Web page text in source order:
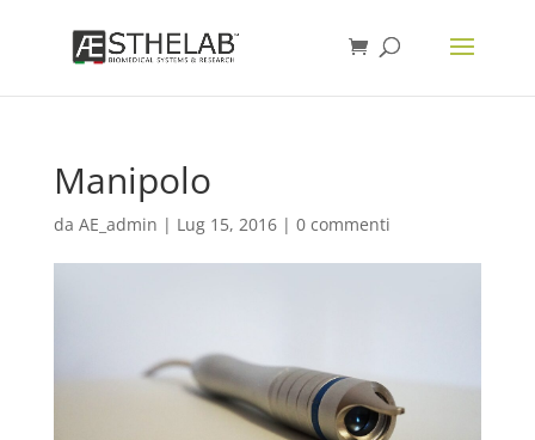
Manipolo
da AE_admin | Lug 15, 2016| 0 commenti